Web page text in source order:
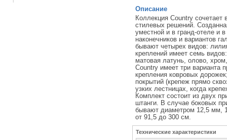
Описание
Коллекция Country сочетает
стилевых решений.
уместной и в гранд-отеле и
наконечников и вариантов
бывают четырех видов:
креплений имеет семь
матовая латунь, олово,
Country имеет три варианта
крепления ковровых
покрытий (крепеж прямо
узких лестницах, когда
Комплект состоит из двух
штанги. В случае боковых
бывают диаметром 12,5 мм,
от 91,5 до 300 см.
Технические характеристики